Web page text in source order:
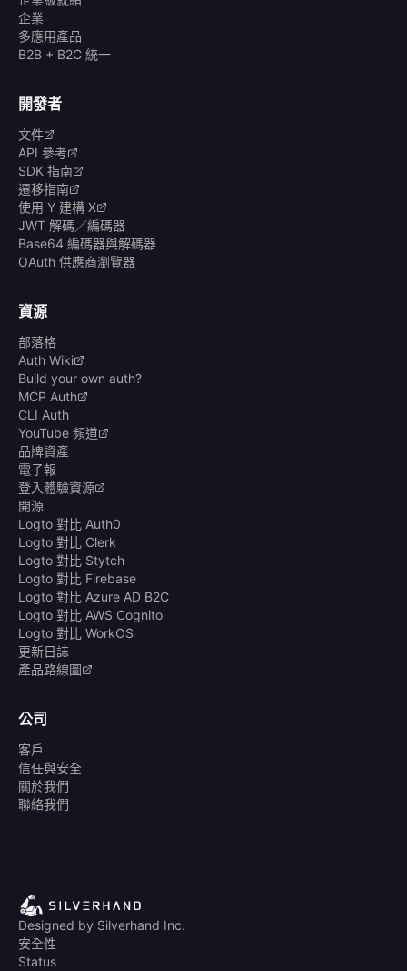
企業
多應用產品
B2B + B2C 統一
開發者
文件
API 參考
SDK 指南
遷移指南
使用 Y 建構 X
JWT 解碼／編碼器
Base64 編碼器與解碼器
OAuth 供應商瀏覽器
資源
部落格
Auth Wiki
Build your own auth?
MCP Auth
CLI Auth
YouTube 頻道
品牌資產
電子報
登入體驗資源
開源
Logto 對比 Auth0
Logto 對比 Clerk
Logto 對比 Stytch
Logto 對比 Firebase
Logto 對比 Azure AD B2C
Logto 對比 AWS Cognito
Logto 對比 WorkOS
更新日誌
產品路線圖
公司
客戶
信任與安全
關於我們
聯絡我們
Designed by Silverhand Inc.
安全性
Status